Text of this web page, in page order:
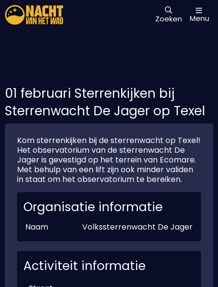
Zoeken Menu
01 februari Sterrenkijken bij
Sterrenwacht De Jager op Texel
Kom sterrenkijken bij de sterrenwacht op Texel!
Het observatorium van de sterrenwacht De
Jager is gevestigd op het terrein van Ecomare.
Met behulp van een lift zijn ook minder validen
in staat om het observatorium te bereiken.
Organisatie informatie
Naam Volkssterrenwacht De Jager
Activiteit informatie